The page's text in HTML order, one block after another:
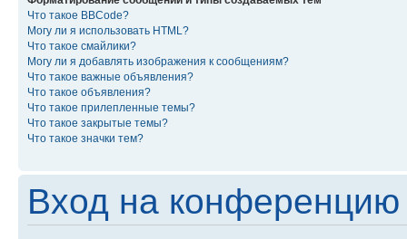
Что такое BBCode?
Могу ли я использовать HTML?
Что такое смайлики?
Могу ли я добавлять изображения к сообщениям?
Что такое важные объявления?
Что такое объявления?
Что такое прилепленные темы?
Что такое закрытые темы?
Что такое значки тем?
Вход на конференцию